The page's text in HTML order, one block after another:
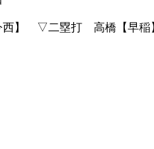
西】 ▽二塁打 高橋【早稲